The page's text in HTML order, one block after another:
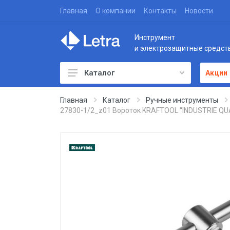
Главная О компании Контакты Новости
Инструмент
и электрозащитные
Каталог Акции
Главная Каталог
Ручные инструменты
27830-1/2_z01 Вороток KRAFTOOL ''INDUSTRIE